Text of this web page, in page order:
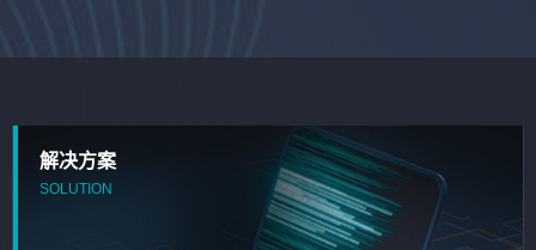
解决方案
SOLUTION